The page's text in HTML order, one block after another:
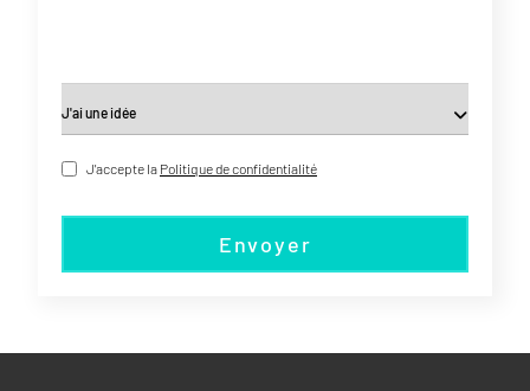
J'accepte la Politique de confidentialité
Envoyer